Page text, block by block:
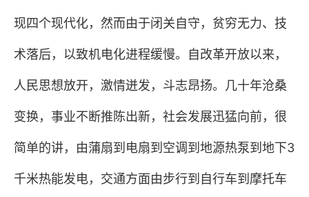
现四个现代化，然而由于闭关自守，贫穷无力、技
术落后，以致机电化进程缓慢。自改革开放以来，
人民思想放开，激情迸发，斗志昂扬。几十年沧桑
变换，事业不断推陈出新，社会发展迅猛向前，很
简单的讲，由蒲扇到电扇到空调到地源热泵到地下3
千米热能发电，交通方面由步行到自行车到摩托车